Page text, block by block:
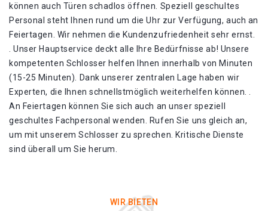
können auch Türen schadlos öffnen. Speziell geschultes
Personal steht Ihnen rund um die Uhr zur Verfügung, auch an
Feiertagen. Wir nehmen die Kundenzufriedenheit sehr ernst.
. Unser Hauptservice deckt alle Ihre Bedürfnisse ab! Unsere
kompetenten Schlosser helfen Ihnen innerhalb von Minuten
(15-25 Minuten). Dank unserer zentralen Lage haben wir
Experten, die Ihnen schnellstmöglich weiterhelfen können. .
An Feiertagen können Sie sich auch an unser speziell
geschultes Fachpersonal wenden. Rufen Sie uns gleich an,
um mit unserem Schlosser zu sprechen. Kritische Dienste
sind überall um Sie herum.
WIR BIETEN